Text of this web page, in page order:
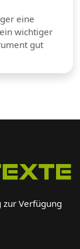
eine
wichtiger
gut
zur Verfügung